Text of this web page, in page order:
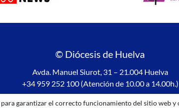
© Diócesis de Huelva
Avda. Manuel Siurot, 31 – 21.004 Huelva
+34 959 252 100 (Atención de 10.00 a 14.00h.)
Aviso legal|Política de privacidad|Política de
para garantizar el correcto funcionamiento del sitio web